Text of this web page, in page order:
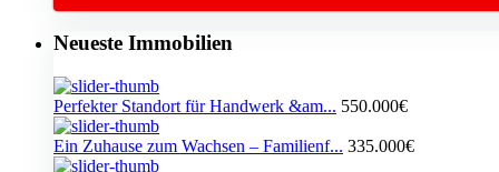
Neueste Immobilien
Perfekter Standort für Handwerk &am... 550.000€
Ein Zuhause zum Wachsen – Familienf... 335.000€